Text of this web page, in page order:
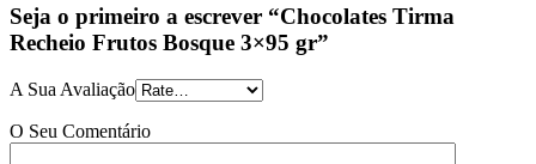
Seja o primeiro a escrever “Chocolates Tirma
Recheio Frutos Bosque 3×95 gr”
A Sua Avaliação
O Seu Comentário